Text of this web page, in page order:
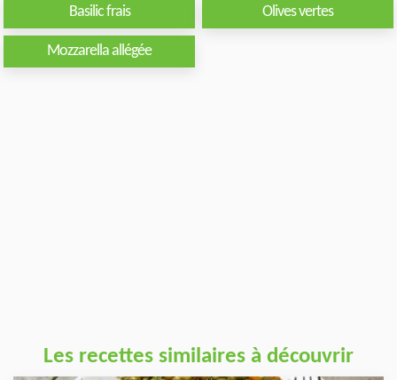
Basilic frais Olives vertes
Mozzarella allégée
Les recettes similaires à découvrir